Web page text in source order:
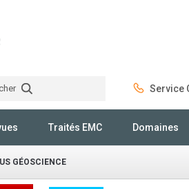
Service
Traités EMC Domaines
GÉOSCIENCE